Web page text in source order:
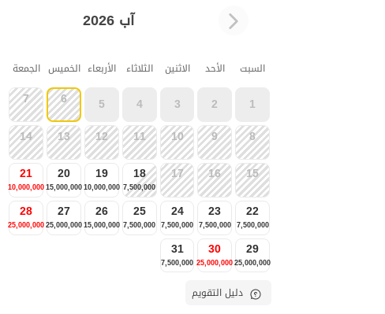
آب 2026
السبت الأحد الاثنين الثلاثاء الأربعاء الخميس الجمعة
1
2
3
4
5
6
7
8
9
10
11
12
13
14
15
16
17
18
7,500,000
19
10,000,000
20
15,000,000
21
10,000,000
22
7,500,000
23
7,500,000
24
7,500,000
25
7,500,000
26
15,000,000
27
25,000,000
28
25,000,000
29
25,000,000
30
25,000,000
31
7,500,000
دليل التقويم